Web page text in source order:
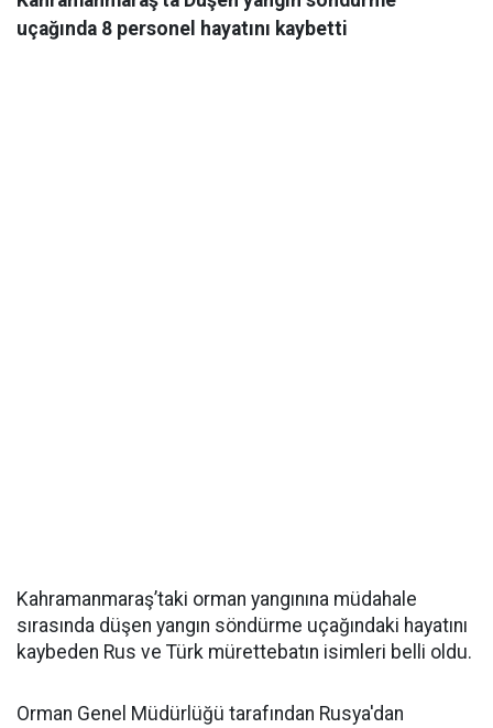
uçağında 8 personel hayatını kaybetti
Kahramanmaraş’taki orman yangınına müdahale
sırasında düşen yangın söndürme uçağındaki hayatını
kaybeden Rus ve Türk mürettebatın isimleri belli oldu.
Orman Genel Müdürlüğü tarafından Rusya'dan